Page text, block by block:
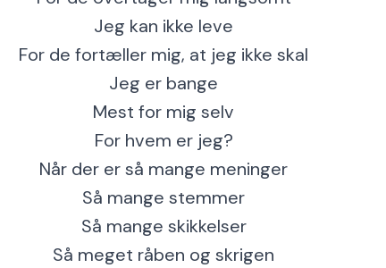
Jeg kan ikke leve
For de fortæller mig, at jeg ikke skal
Jeg er bange
Mest for mig selv
For hvem er jeg?
Når der er så mange meninger
Så mange stemmer
Så mange skikkelser
Så meget råben og skrigen